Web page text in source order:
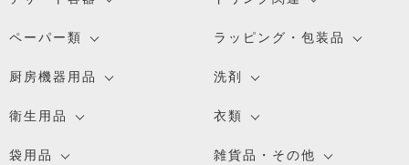
ペーパー類 ラッピング・包装品
厨房機器用品 洗剤
衛生用品 衣類
袋用品 雑貨品・その他